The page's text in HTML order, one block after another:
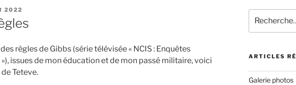
2022
règles de Gibbs (série télévisée « NCIS : Enquêtes
issues de mon éducation et de mon passé militaire, voici
Teteve.
pour
:
ARTICLES
Galerie photos